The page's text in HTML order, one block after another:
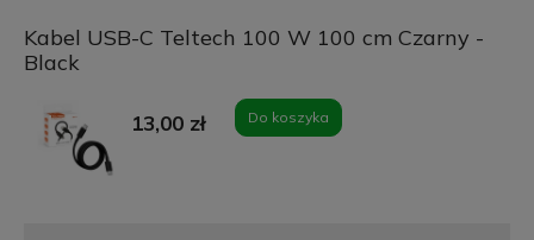
Kabel USB-C Teltech 100 W 100 cm Czarny -
Black
13,00 zł Do koszyka